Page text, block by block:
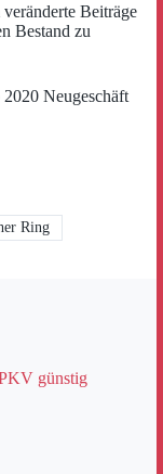
Beiträge
Bestand zu
Neugeschäft
Ring
günstig